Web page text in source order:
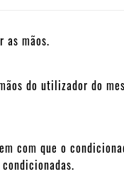
as mãos.
do utilizador do
com que o